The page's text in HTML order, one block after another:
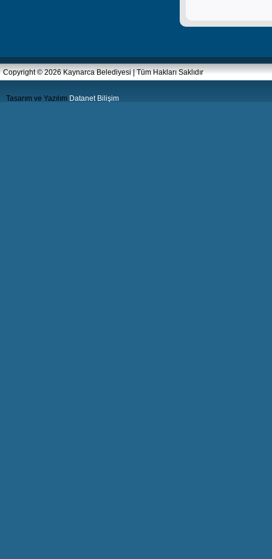
Copyright © 2026 Kaynarca Belediyesi | Tüm Hakları Saklıdır
Tasarım ve Yazılım Datanet Bilişim